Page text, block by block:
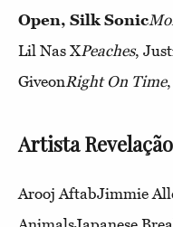
Open, Silk Sonic
Lil Nas XPeaches,
GiveonRight On Time
Artista Revelação
Arooj AftabJimmie